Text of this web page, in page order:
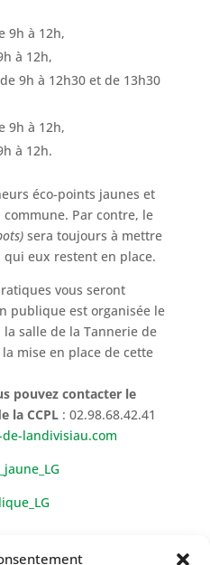
9h à 12h,
à 12h,
9h à 12h30 et de 13h30
9h à 12h,
à 12h.
éco-points jaunes et
Par contre, le
sera toujours à mettre
eux restent en place.
vous seront
publique est organisée le
salle de la Tannerie de
mise en place de cette
pouvez contacter le
la CCPL : 02.98.68.42.41
landivisiau.com